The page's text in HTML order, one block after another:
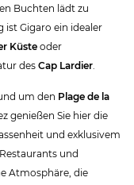
Buchten lädt zu
ist Gigaro ein idealer
Küste oder
des Cap Lardier.
um den Plage de la
genießen Sie hier die
und exklusivem
und
Atmosphäre, die